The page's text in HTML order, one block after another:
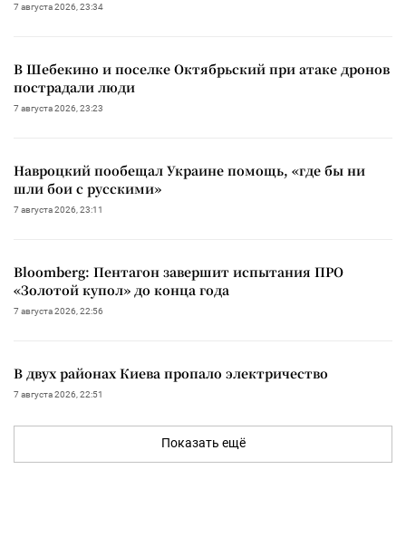
7 августа 2026, 23:34
В Шебекино и поселке Октябрьский при атаке дронов
пострадали люди
7 августа 2026, 23:23
Навроцкий пообещал Украине помощь, «где бы ни
шли бои с русскими»
7 августа 2026, 23:11
Bloomberg: Пентагон завершит испытания ПРО
«Золотой купол» до конца года
7 августа 2026, 22:56
В двух районах Киева пропало электричество
7 августа 2026, 22:51
Показать ещё